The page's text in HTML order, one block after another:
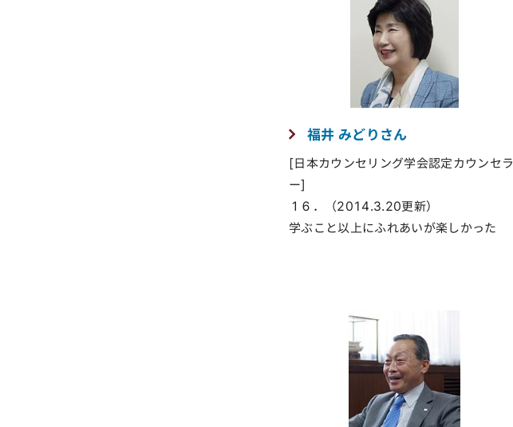
福井 みどりさん
[日本カウンセリング学会認定カウンセラ
ー]
１６．（2014.3.20更新）
学ぶこと以上にふれあいが楽しかった